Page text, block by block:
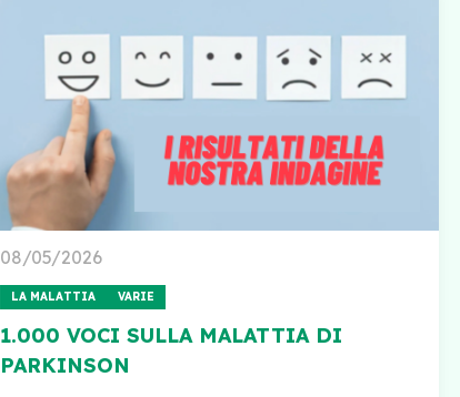
08/05/2026
LA MALATTIA VARIE
1.000 VOCI SULLA MALATTIA DI
PARKINSON